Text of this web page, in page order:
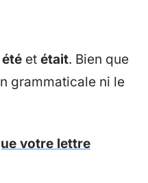
été et était. Bien que
grammaticale ni le
votre lettre